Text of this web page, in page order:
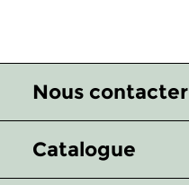
Nous contacter
Catalogue